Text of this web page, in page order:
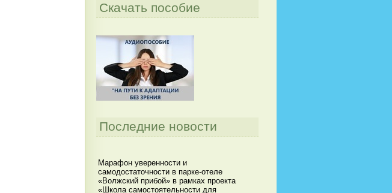
Скачать пособие
Последние новости
Марафон уверенности и
самодостаточности в парке-отеле
«Волжский прибой» в рамках проекта
«Школа самостоятельности для